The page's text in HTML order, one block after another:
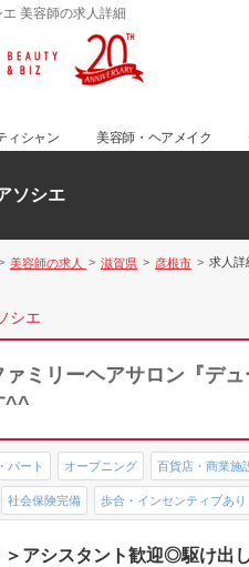
美容師の求人詳細
ィシャン 美容師・ヘアメイク
ソシエ
美容師の求人 滋賀県 彦根市 求人詳
シエ
ァミリーヘアサロン『デ
^^
パート オープニング 百貨店・商業施
社会保険完備 歩合・インセンティブあり
＞アシスタント歓迎◎駆け出